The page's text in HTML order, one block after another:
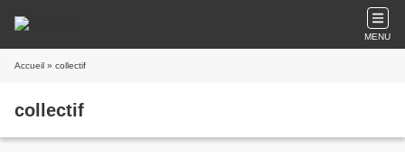
MENU
Accueil » collectif
collectif